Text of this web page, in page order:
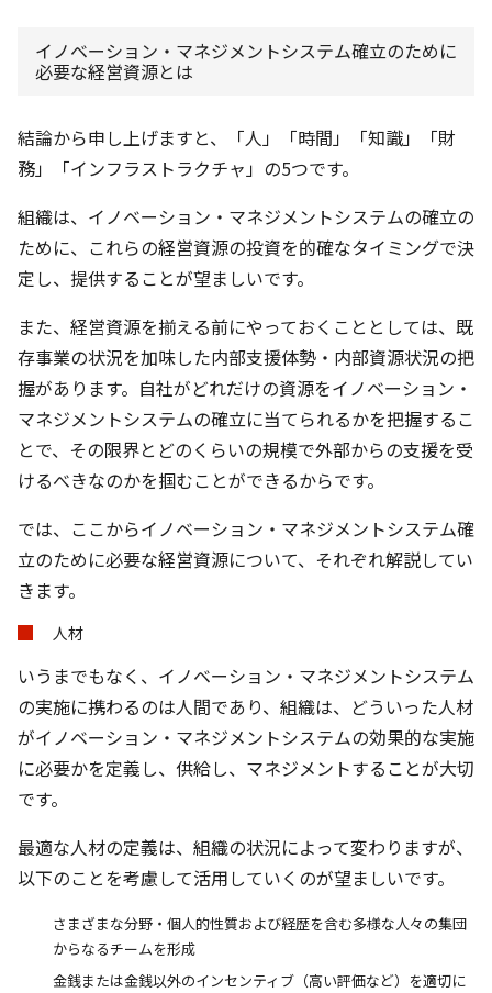
イノベーション・マネジメントシステム確立のために
必要な経営資源とは
結論から申し上げますと、
「人」「時間」「知識」「財
務」「インフラストラクチャ」 の5つです。
組織は、イノベーション・マネジメントシステムの確立の
ために、これらの経営資源の投資を的確なタイミングで決
定し、提供することが望ましいです。
また、経営資源を揃える前にやっておくこととしては、既
存事業の状況を加味した内部支援体勢・内部資源状況の把
握があります。自社がどれだけの資源をイノベーション・
マネジメントシステムの確立に当てられるかを把握するこ
とで、その限界とどのくらいの規模で外部からの支援を受
けるべきなのかを掴むことができるからです。
では、ここからイノベーション・マネジメントシステム確
立のために必要な経営資源について、それぞれ解説してい
きます。
人材
いうまでもなく、イノベーション・マネジメントシステム
の実施に携わるのは人間であり、組織は、どういった人材
がイノベーション・マネジメントシステムの効果的な実施
に必要かを定義し、供給し、マネジメントすることが大切
です。
最適な人材の定義は、組織の状況によって変わりますが、
以下のことを考慮して活用していくのが望ましいです。
さまざまな分野・個人的性質および経歴を含む多様な人々の集団
からなるチームを形成
金銭または金銭以外のインセンティブ（高い評価など）を適切に